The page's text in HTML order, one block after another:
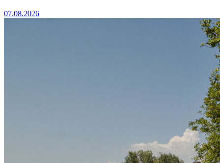
07.08.2026